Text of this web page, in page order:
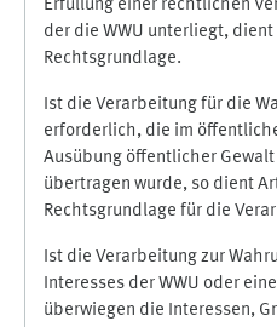
Erfüllung einer rechtlichen
der die WWU unterliegt,
Rechtsgrundlage.
Ist die Verarbeitung für die
erforderlich, die im
Ausübung öffentlicher
übertragen wurde, so dient
Rechtsgrundlage für die
Ist die Verarbeitung zur
Interesses der WWU oder
überwiegen die Interessen,